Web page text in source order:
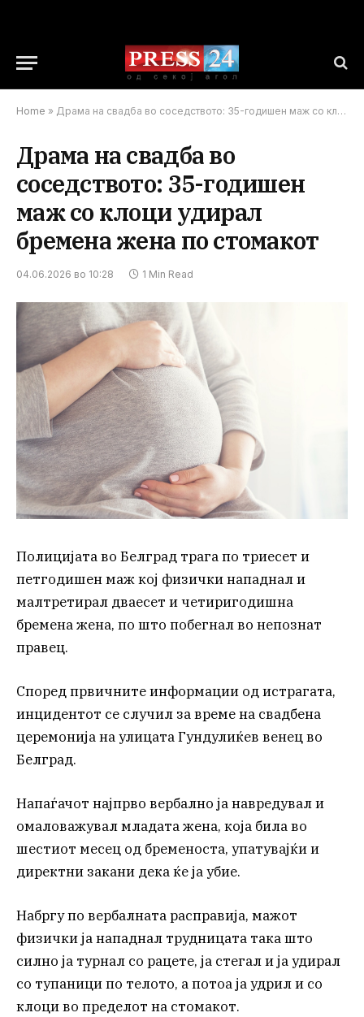
Home » Драма на свадба во соседството: 35-годишен маж со клоци удирал бремена жена по стомакот
Драма на свадба во
соседството: 35-годишен
маж со клоци удирал
бремена жена по стомакот
04.06.2026 во 10:28 1 Min Read
Полицијата во Белград трага по триесет и
петгодишен маж кој физички нападнал и
малтретирал дваесет и четиригодишна
бремена жена, по што побегнал во непознат
правец.
Според првичните информации од истрагата,
инцидентот се случил за време на свадбена
церемонија на улицата Гундулиќев венец во
Белград.
Напаѓачот најпрво вербално ја навредувал и
омаловажувал младата жена, која била во
шестиот месец од бременоста, упатувајќи и
директни закани дека ќе ја убие.
Набргу по вербалната расправија, мажот
физички ја нападнал трудницата така што
силно ја турнал со рацете, ја стегал и ја удирал
со тупаници по телото, а потоа ја удрил и со
клоци во пределот на стомакот.